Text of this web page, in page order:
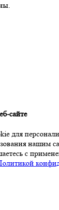
сайте
для
нашим
с